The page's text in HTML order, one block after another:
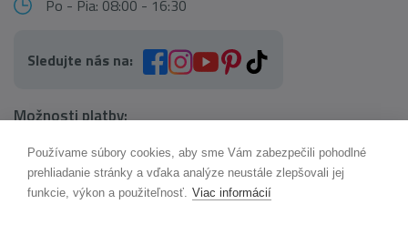
Po - Pia: 08:00 - 16:30
Sledujte nás na:
Možnosti platby:
Používame súbory cookies, aby sme Vám zabezpečili pohodlné
prehliadanie stránky a vďaka analýze neustále zlepšovali jej
funkcie, výkon a použiteľnosť. Viac informácií
AI pomocník Maxík
Online